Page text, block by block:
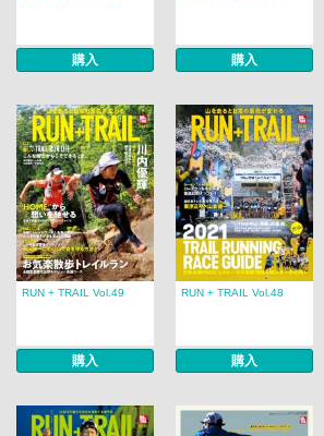
購入 購入
RUN + TRAIL Vol.49
購入
RUN + TRAIL Vol.48
購入